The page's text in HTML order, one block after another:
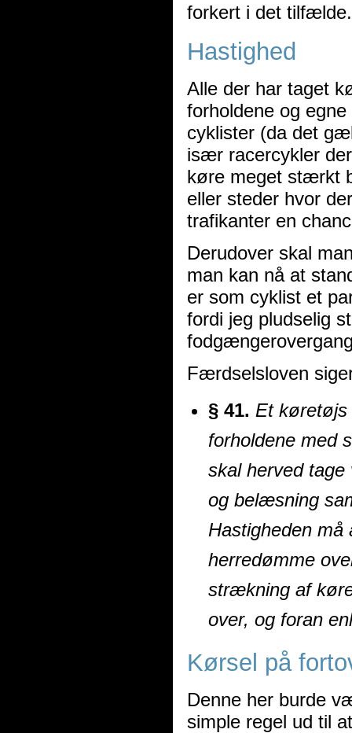
forkert i det tilfælde.
Hastighed
Alle der har taget
forholdene og
cyklister (da det
især racercykler
køre meget stærkt
eller steder hvor
trafikanter en
Derudover skal
man kan nå at
er som cyklist et
fordi jeg pludselig
Færdselsloven
§ 41. Et køretøjs
forholdene med
skal herved
og belæsning
Hastigheden
herredømme
strækning af
over, og foran
Kørsel på
Denne her burde
simple regel ud til